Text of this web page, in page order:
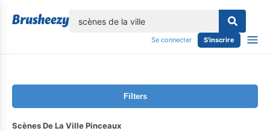
Se connecter S'inscrire
Filters
Scènes De La Ville Pinceaux